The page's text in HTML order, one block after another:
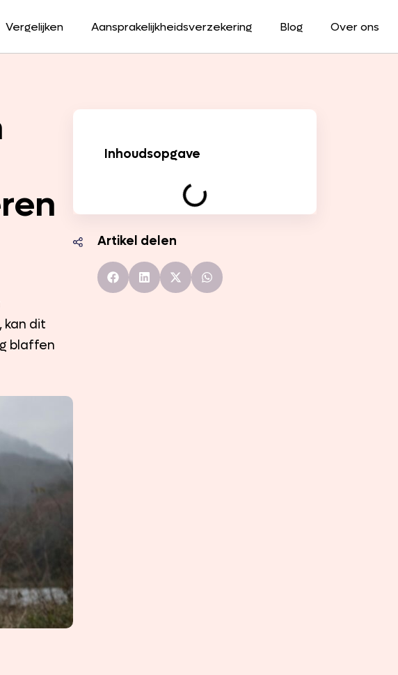
Vergelijken Aansprakelijkheidsverzekering Blog Over ons
kan dit
blaffen
Inhoudsopgave
Artikel delen